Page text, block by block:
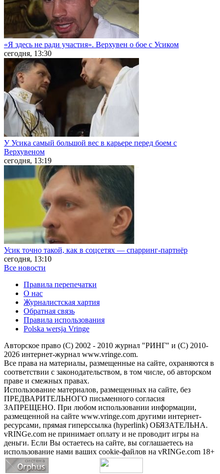
«Я здесь не ради участия». Верхувен о бое с Усиком
сегодня, 13:30
У Усика самый большой вес в карьере перед боем с
Верхувеном
сегодня, 13:19
Усик точно такой, как в соцсетях — спарринг-партнёр
сегодня, 13:10
Все новости
Правила перепечатки
О нас
Журналистская хартия
Обратная связь
Правила использования
Polska wersja Vringe
Авторское право (С) 2002 - 2010 журнал "РИНГ" и (С) 2010-
2026 интернет-журнал www.vringe.com.
Все права на материалы, размещенные на сайте, охраняются в
соответствии с законодательством, в том числе, об авторском
праве и смежных правах.
Использование материалов, размещенных на сайте, без
ПРЕДВАРИТЕЛЬНОГО письменного согласия
ЗАПРЕЩЕНО. При любом использовании информации,
размещенной на сайте www.vringe.com другими интернет-
ресурсами, прямая гиперссылка (hyperlink) ОБЯЗАТЕЛЬНА.
vRINGe.com не принимает оплату и не проводит игры на
деньги. Если Вы остаетесь на сайте, вы соглашаетесь на
использование нами ваших cookie-файлов на vRINGe.com 18+